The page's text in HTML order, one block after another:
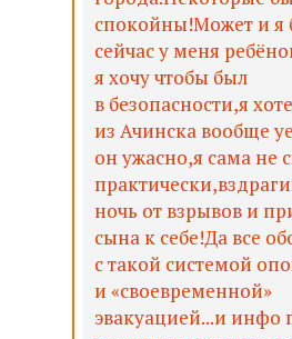
спокойны!Может и я
сейчас у меня
я хочу чтобы был
в безопасности,я
из Ачинска вообще
он ужасно,я сама не
ночь от взрывов и
сына к себе!Да все
с такой системой
и «своевременной»
эвакуацией...и инфо